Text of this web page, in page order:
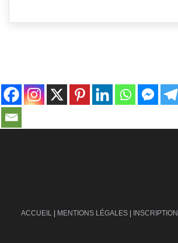
ACCUEIL | MENTIONS LÉGALES | INSCRIPTION